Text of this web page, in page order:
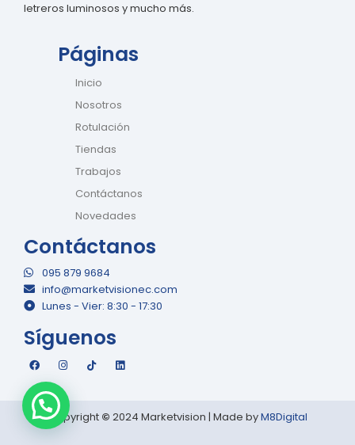
letreros luminosos y mucho más.
Páginas
Inicio
Nosotros
Rotulación
Tiendas
Trabajos
Contáctanos
Novedades
Contáctanos
095 879 9684
info@marketvisionec.com
Lunes - Vier: 8:30 - 17:30
Síguenos
F
a
c
e
b
o
o
k
I
n
t
a
r
T
i
k
L
i
d
i
Copyright © 2024 Marketvision | Made byM8Digital